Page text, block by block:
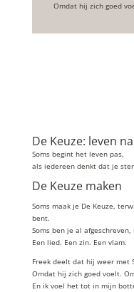
Omdat hij zich goed
De Keuze: leven
Soms begint het leven pas,
als iedereen denkt dat je
De Keuze maken
Soms maak je De Keuze,
bent.
Soms ben je al
Een lied. Een zin. Een vlam.
Freek deelt dat hij weer met
Omdat hij zich goed voelt.
En ik voel het tot in mijn